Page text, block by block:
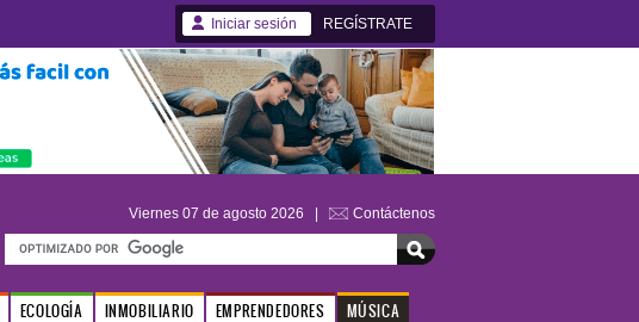
Iniciar sesión REGÍSTRATE
Viernes 07 de agosto 2026 | Contáctenos
ECOLOGÍA INMOBILIARIO EMPRENDEDORES MÚSICA